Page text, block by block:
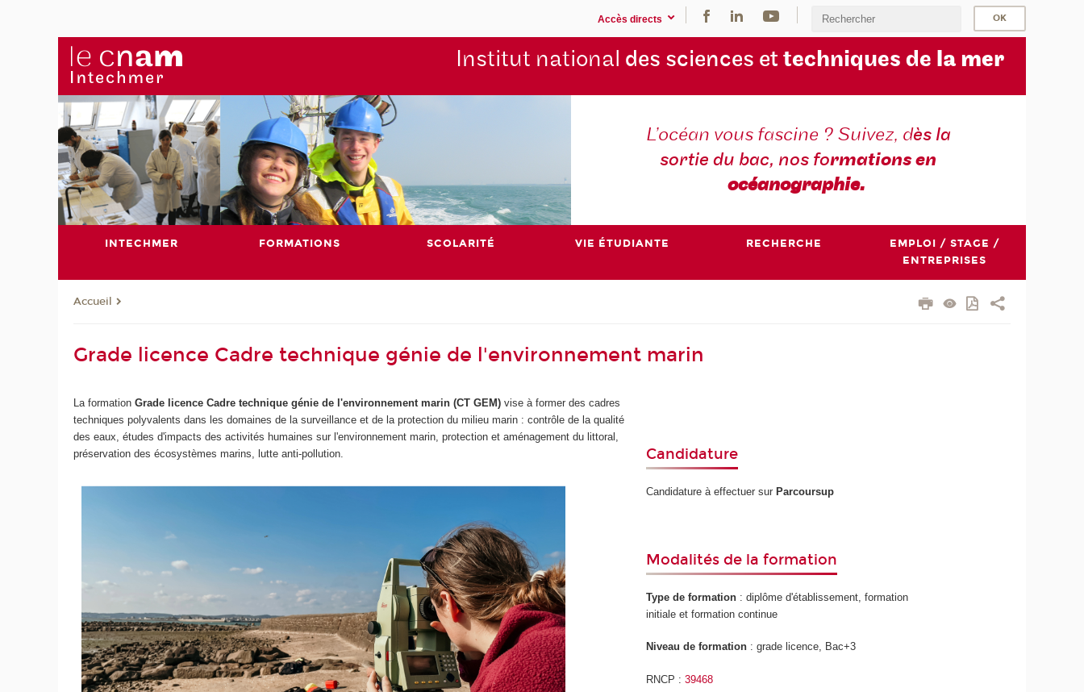
Accès directs
Institut national des sciences et techniques de la mer
L’océan vous fascine ? Suivez, dès la
sortie du bac, nos formations en
océanographie.
INTECHMER FORMATIONS SCOLARITÉ VIE ÉTUDIANTE RECHERCHE
EMPLOI / STAGE /
ENTREPRISES
Accueil
Grade licence Cadre technique génie de l'environnement marin
La formation Grade licence Cadre technique génie de l'environnement marin (CT GEM)vise à former des cadres
techniques polyvalents dans les domaines de la surveillance et de la protection du milieu marin : contrôle de la qualité
des eaux, études d'impacts des activités humaines sur l'environnement marin, protection et aménagement du littoral,
préservation des écosystèmes marins, lutte anti-pollution.
Candidature
Candidature à effectuer sur Parcoursup
Modalités de la formation
Type de formation : diplôme d'établissement, formation
initiale et formation continue
Niveau de formation : grade licence, Bac+3
RNCP :39468